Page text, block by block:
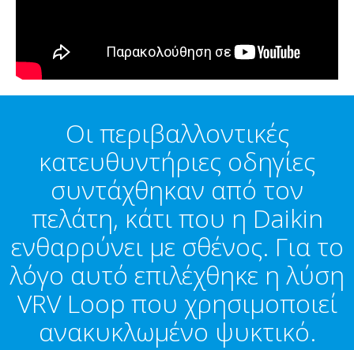
Οι περιβαλλοντικές
κατευθυντήριες οδηγίες
συντάχθηκαν από τον
πελάτη, κάτι που η Daikin
ενθαρρύνει με σθένος. Για το
λόγο αυτό επιλέχθηκε η λύση
VRV Loop που χρησιμοποιεί
ανακυκλωμένο ψυκτικό.